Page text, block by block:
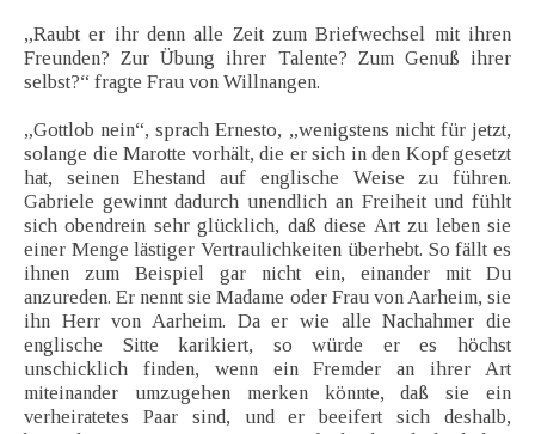
„Raubt er ihr denn alle Zeit zum Briefwechsel mit ihren
Freunden? Zur Übung ihrer Talente? Zum Genuß ihrer
selbst?“ fragte Frau von Willnangen.
„Gottlob nein“, sprach Ernesto, „wenigstens nicht für jetzt,
solange die Marotte vorhält, die er sich in den Kopf gesetzt
hat, seinen Ehestand auf englische Weise zu führen.
Gabriele gewinnt dadurch unendlich an Freiheit und fühlt
sich obendrein sehr glücklich, daß diese Art zu leben sie
einer Menge lästiger Vertraulichkeiten überhebt. So fällt es
ihnen zum Beispiel gar nicht ein, einander mit Du
anzureden. Er nennt sie Madame oder Frau von Aarheim, sie
ihn Herr von Aarheim. Da er wie alle Nachahmer die
englische Sitte karikiert, so würde er es höchst
unschicklich finden, wenn ein Fremder an ihrer Art
miteinander umzugehen merken könnte, daß sie ein
verheiratetes Paar sind, und er beeifert sich deshalb,